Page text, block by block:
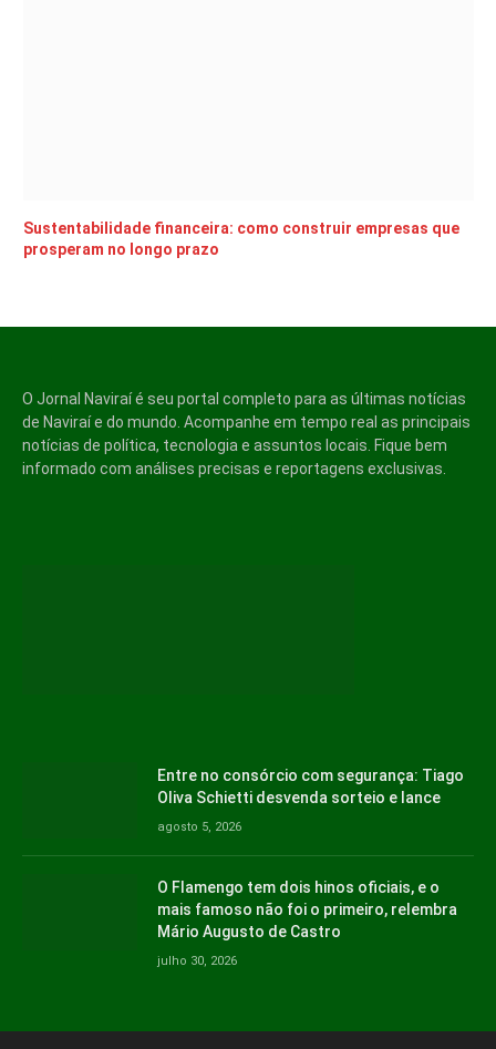
Sustentabilidade financeira: como construir empresas que
prosperam no longo prazo
O Jornal Naviraí é seu portal completo para as últimas notícias
de Naviraí e do mundo. Acompanhe em tempo real as principais
notícias de política, tecnologia e assuntos locais. Fique bem
informado com análises precisas e reportagens exclusivas.
Entre no consórcio com segurança: Tiago
Oliva Schietti desvenda sorteio e lance
agosto 5, 2026
O Flamengo tem dois hinos oficiais, e o
mais famoso não foi o primeiro, relembra
Mário Augusto de Castro
julho 30, 2026